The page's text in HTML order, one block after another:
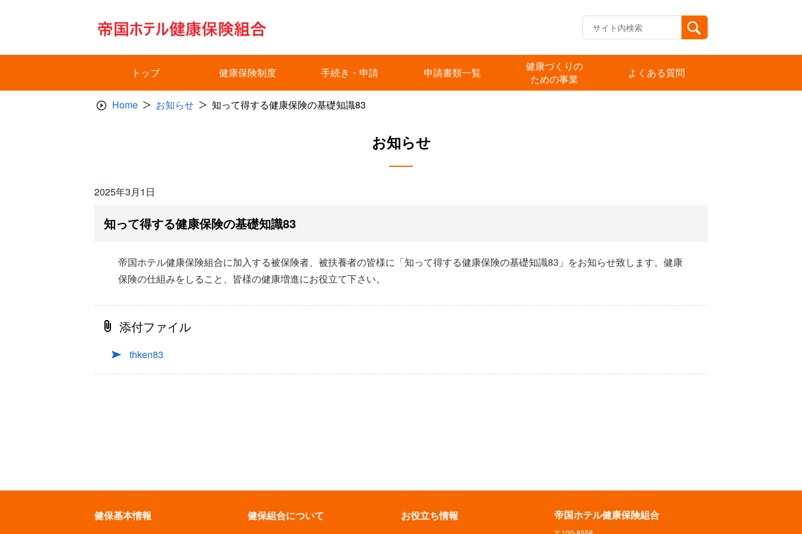
トップ 健康保険制度 手続き・申請 申請書類一覧
健康づくりの
ための事業
よくある質問
Home お知らせ 知って得する健康保険の基礎知識83
お知らせ
2025年3月1日
知って得する健康保険の基礎知識83
帝国ホテル健康保険組合に加入する被保険者、被扶養者の皆様に「知って得する健康保険の基礎知識83」をお知らせ致します。健康
保険の仕組みをしること、皆様の健康増進にお役立て下さい。
添付ファイル
thken83
健保基本情報 健保組合について お役立ち情報 帝国ホテル健康保険組合